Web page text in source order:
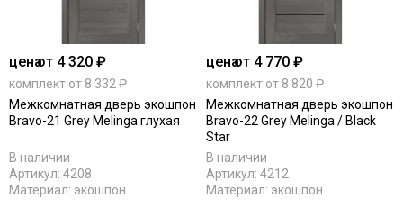
ценаот 4 320 ₽
комплект от 8 332 ₽
Межкомнатная дверь экошпон
Bravo-21 Grey Melinga глухая
В наличии
Артикул: 4208
Материал: экошпон
ценаот 4 770 ₽
комплект от 8 820 ₽
Межкомнатная дверь экошпон
Bravo-22 Grey Melinga / Black
Star
В наличии
Артикул: 4212
Материал: экошпон